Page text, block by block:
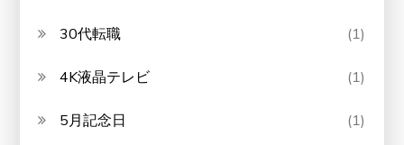
30代転職 (1)
4K液晶テレビ (1)
5月記念日 (1)